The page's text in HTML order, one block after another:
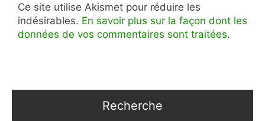
Ce site utilise Akismet pour réduire les
indésirables. En savoir plus sur la façon dont les
données de vos commentaires sont traitées.
Recherche